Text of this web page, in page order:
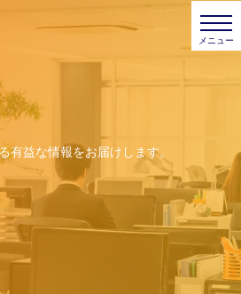
有益な情報をお届けします。